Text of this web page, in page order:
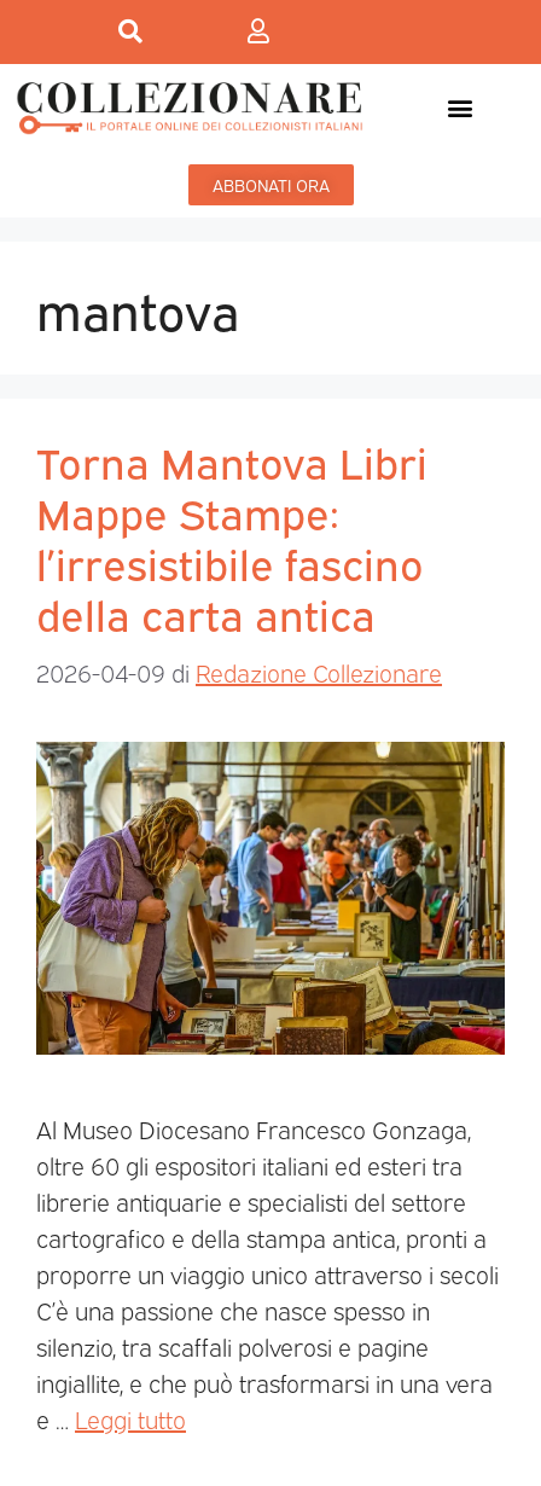
ABBONATI ORA
mantova
Torna Mantova Libri
Mappe Stampe:
l’irresistibile fascino
della carta antica
2026-04-09 di Redazione Collezionare
Al Museo Diocesano Francesco Gonzaga,
oltre 60 gli espositori italiani ed esteri tra
librerie antiquarie e specialisti del settore
cartografico e della stampa antica, pronti a
proporre un viaggio unico attraverso i secoli
C’è una passione che nasce spesso in
silenzio, tra scaffali polverosi e pagine
ingiallite, e che può trasformarsi in una vera
e … Leggi tutto